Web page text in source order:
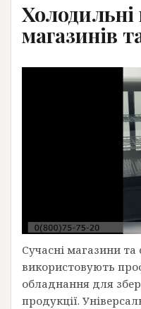
Холодильні
магазинів
Сучасні магазини
використовують
обладнання для
продукції.